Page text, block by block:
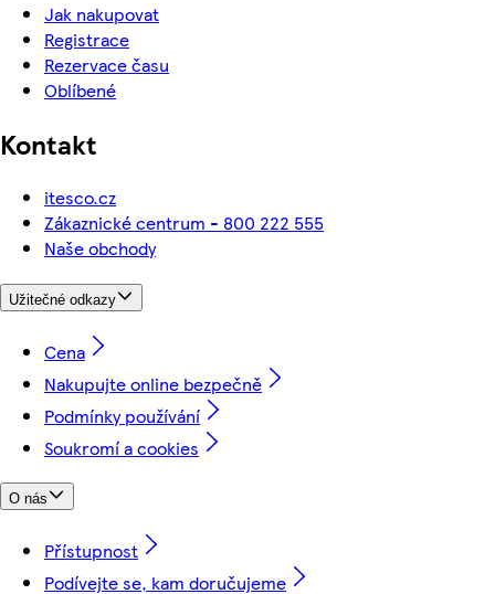
Jak nakupovat
Registrace
Rezervace času
Oblíbené
Kontakt
itesco.cz
Zákaznické centrum - 800 222 555
Naše obchody
Užitečné odkazy
Cena
Nakupujte online bezpečně
Podmínky používání
Soukromí a cookies
O nás
Přístupnost
Podívejte se, kam doručujeme